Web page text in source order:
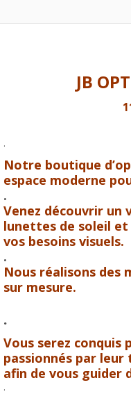
JB
.
Notre boutique
espace moderne
.
Venez découvrir un
lunettes de soleil
vos besoins visuels.
.
Nous réalisons des
sur mesure.
.
Vous serez conquis
passionnés par
afin de vous guider
.